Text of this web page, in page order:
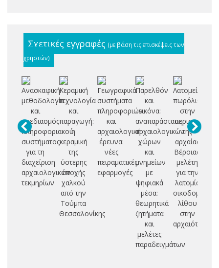
Σχετικές εγγραφές (με βάση τις επισκέψεις των
χρηστών)
Ανασκαφική
μεθοδολογία
και
σχεδιασμός
πληροφοριακού
συστήματος
για τη
διαχείριση
αρχαιολογικών
τεκμηρίων
Κεραμική
τεχνολογία
και
παραγωγή:
η
κεραμική
της
ύστερης
εποχής
χαλκού
από την
Τούμπα
Θεσσαλονίκης
Γεωγραφικά
συστήματα
πληροφοριών
και
αρχαιολογική
έρευνα:
νέες
πειραματικές
εφαρμογές
Παρελθόν
και
εικόνα:
αναπαράσταση
αρχαιολογικών
χώρων
και
μνημείων
με
ψηφιακά
μέσα:
θεωρητικά
ζητήματα
και
μελέτες
παραδειγμάτων
Λατομεία
πωρόλιθου
στην
περιοχή
της
αρχαίας
Βέροιας:
μελέτη
για την
λατομία
οικοδομικού
λίθου
στην
αρχαιότητα